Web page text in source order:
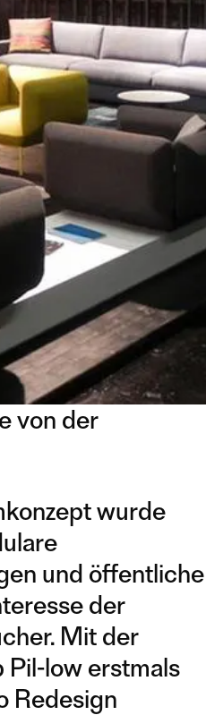
von der
wurde
und öffentliche
der
Mit der
low erstmals
Redesign